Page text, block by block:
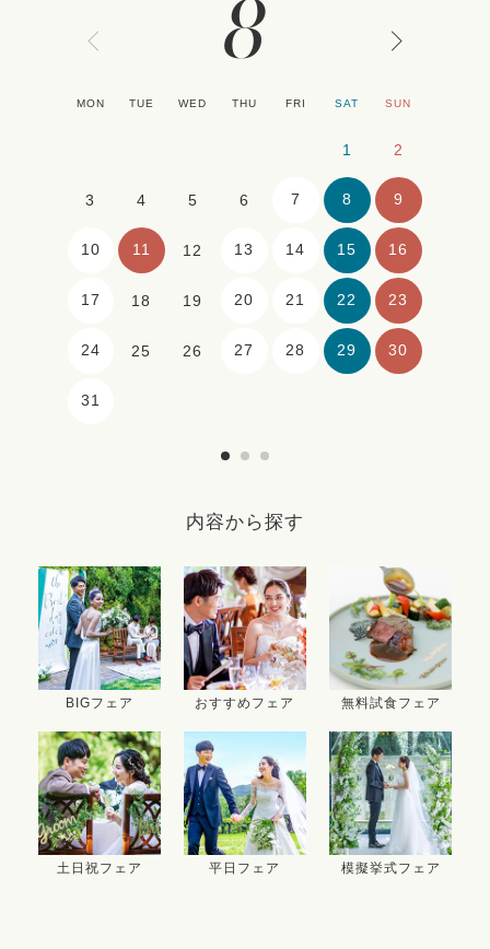
8
MON TUE WED THU FRI SAT SUN
1 2
3 4 5 6 7 8 9
10 11 12 13 14 15 16
17 18 19 20 21 22 23
24 25 26 27 28 29 30
31
内容から探す
BIGフェア おすすめフェア 無料試食フェア
土日祝フェア 平日フェア 模擬挙式フェア